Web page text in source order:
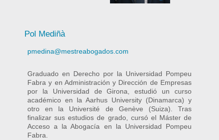
Pol Mediñà
pmedina@mestreabogados.com
Graduado en Derecho por la Universidad Pompeu
Fabra y en Administración y Dirección de Empresas
por la Universidad de Girona, estudió un curso
académico en la Aarhus University (Dinamarca) y
otro en la Université de Genève (Suiza). Tras
finalizar sus estudios de grado, cursó el Máster de
Acceso a la Abogacía en la Universidad Pompeu
Fabra.